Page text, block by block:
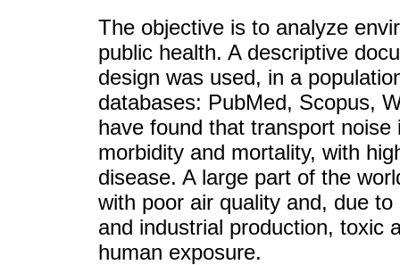
The objective is to analyze
public health. A descriptive
design was used, in a
databases: PubMed, Scopus,
have found that transport
morbidity and mortality, with
disease. A large part of the
with poor air quality and, due
and industrial production, toxic
human exposure.